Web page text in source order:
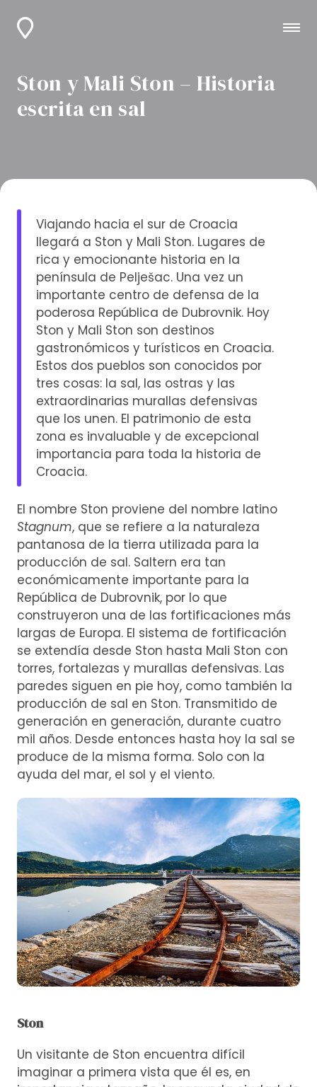
Ston y Mali Ston – Historia
escrita en sal
Viajando hacia el sur de Croacia
llegará a Ston y Mali Ston. Lugares de
rica y emocionante historia en la
península de Pelješac. Una vez un
importante centro de defensa de la
poderosa República de Dubrovnik. Hoy
Ston y Mali Ston son destinos
gastronómicos y turísticos en Croacia.
Estos dos pueblos son conocidos por
tres cosas: la sal, las ostras y las
extraordinarias murallas defensivas
que los unen. El patrimonio de esta
zona es invaluable y de excepcional
importancia para toda la historia de
Croacia.
El nombre Ston proviene del nombre latino
Stagnum, que se refiere a la naturaleza
pantanosa de la tierra utilizada para la
producción de sal. Saltern era tan
económicamente importante para la
República de Dubrovnik, por lo que
construyeron una de las fortificaciones más
largas de Europa. El sistema de fortificación
se extendía desde Ston hasta Mali Ston con
torres, fortalezas y murallas defensivas. Las
paredes siguen en pie hoy, como también la
producción de sal en Ston. Transmitido de
generación en generación, durante cuatro
mil años. Desde entonces hasta hoy la sal se
produce de la misma forma. Solo con la
ayuda del mar, el sol y el viento.
Ston
Un visitante de Ston encuentra difícil
imaginar a primera vista que él es, en